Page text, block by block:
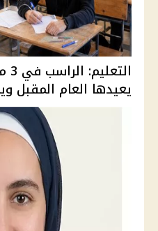
يعيدها العام المقبل